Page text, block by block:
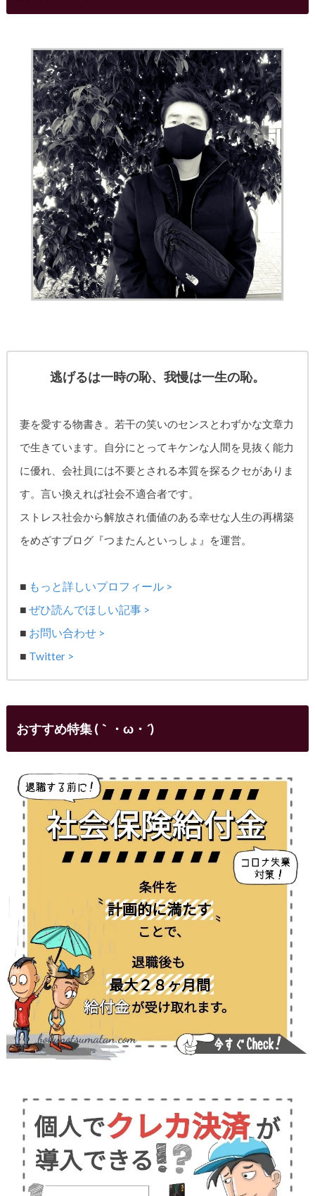
逃げるは一時の恥、我慢は一生の恥。
妻を愛する物書き。 若干の笑いのセンスとわずかな文章力
で生きています。自分にとってキケンな人間を見抜く能力
に優れ、会社員には不要とされる本質を探るクセがありま
す。言い換えれば社会不適合者です。
ストレス社会から解放され価値のある幸せな人生の再構築
をめざすブログ『つまたんといっしょ』を運営。
■ もっと詳しいプロフィール >
■ぜひ読んでほしい記事 >
■ お問い合わせ >
■ Twitter >
おすすめ特集 (｀・ω・´)ゞ